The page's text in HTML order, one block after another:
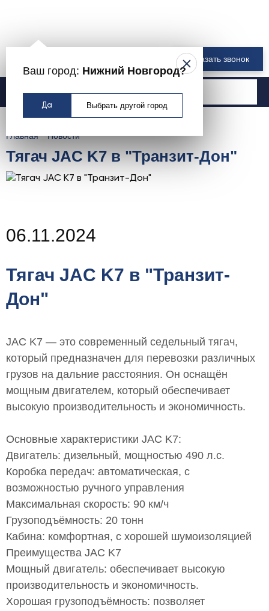
Ваш город: Нижний Новгород?
Да Выбрать другой город
Заказать звонок
Москва
Главная Новости
Тягач JAC K7 в "Транзит-Дон"
06.11.2024
Тягач JAC K7 в "Транзит-
Дон"
JAC K7 — это современный седельный тягач,
который предназначен для перевозки различных
грузов на дальние расстояния. Он оснащён
мощным двигателем, который обеспечивает
высокую производительность и экономичность.
Основные характеристики JAC K7:
Двигатель: дизельный, мощностью 490 л.с.
Коробка передач: автоматическая, с
возможностью ручного управления
Максимальная скорость: 90 км/ч
Грузоподъёмность: 20 тонн
Кабина: комфортная, с хорошей шумоизоляцией
Преимущества JAC K7
Мощный двигатель: обеспечивает высокую
производительность и экономичность.
Хорошая грузоподъёмность: позволяет